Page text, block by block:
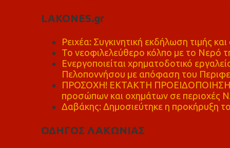
LAKONES.gr
Ρειχέα: Συγκινητική εκδήλωση τιμής
Το νεοφιλελεύθερο κόλπο με το Νερό
Ενεργοποιείται χρηματοδοτικό
Πελοποννήσου με απόφαση του
ΠΡΟΣΟΧΗ! ΕΚΤΑΚΤΗ ΠΡΟΕΙΔΟΠΟΙΗΣΗ -
προσώπων και οχημάτων σε περιοχές
Δαβάκης: Δημοσιεύτηκε η προκήρυξη
ΟΔΗΓΟΣ ΛΑΚΩΝΙΑΣ